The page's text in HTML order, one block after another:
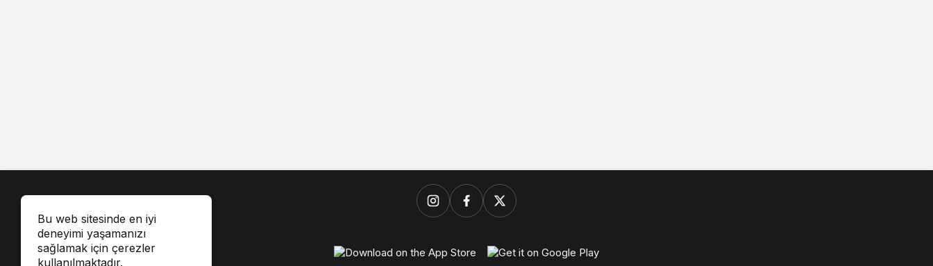
Bu web sitesinde en iyi
deneyimi yaşamanızı
sağlamak için çerezler
kullanılmaktadır.